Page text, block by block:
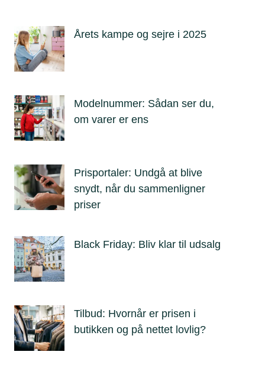
Årets kampe og sejre i 2025
Modelnummer: Sådan ser du,
om varer er ens
Prisportaler: Undgå at blive
snydt, når du sammenligner
priser
Black Friday: Bliv klar til udsalg
Tilbud: Hvornår er prisen i
butikken og på nettet lovlig?